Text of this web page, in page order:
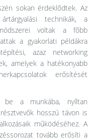
sokan érdeklődtek. Az
technikák, a
voltak a főbb
a gyakorlati példákra
azaz networking
amelyek a hatékonyabb
erősítését
be a munkába, nyíltan
hosszú távon is
működéséhez. A
tovább erősíti a